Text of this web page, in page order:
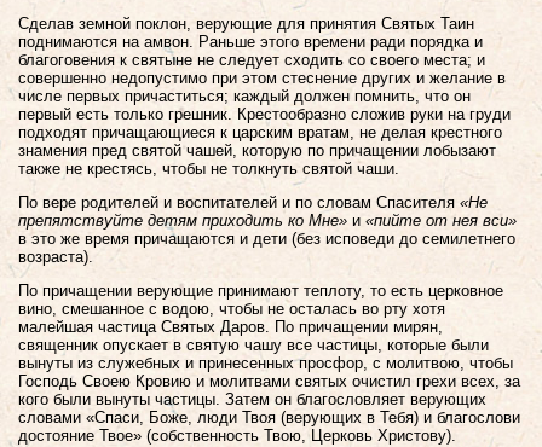
Сделав земной поклон, верующие для принятия Святых Таин
поднимаются на амвон. Раньше этого времени ради порядка и
благоговения к святыне не следует сходить со своего места; и
совершенно недопустимо при этом стеснение других и желание в
числе первых причаститься; каждый должен помнить, что он
первый есть только грешник. Крестообразно сложив руки на груди
подходят причащающиеся к царским вратам, не делая крестного
знамения пред святой чашей, которую по причащении лобызают
также не крестясь, чтобы не толкнуть святой чаши.
По вере родителей и воспитателей и по словам Спасителя «Не
препятствуйте детям приходить ко Мне»и «пийте от нея вси»
в это же время причащаются и дети (без исповеди до семилетнего
возраста).
По причащении верующие принимают теплоту, то есть церковное
вино, смешанное с водою, чтобы не осталась во рту хотя
малейшая частица Святых Даров. По причащении мирян,
священник опускает в святую чашу все частицы, которые были
вынуты из служебных и принесенных просфор, с молитвою, чтобы
Господь Своею Кровию и молитвами святых очистил грехи всех, за
кого были вынуты частицы. Затем он благословляет верующих
словами «Спаси, Боже, люди Твоя (верующих в Тебя) и благослови
достояние Твое» (собственность Твою, Церковь Христову).